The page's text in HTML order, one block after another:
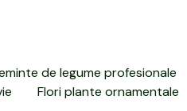
de legume profesionale
Flori plante ornamentale